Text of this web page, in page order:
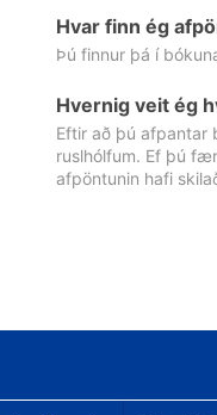
Hvar finn ég
Þú finnur þá í
Hvernig veit ég
Eftir að þú afpantar
ruslhólfum. Ef þú
afpöntunin hafi